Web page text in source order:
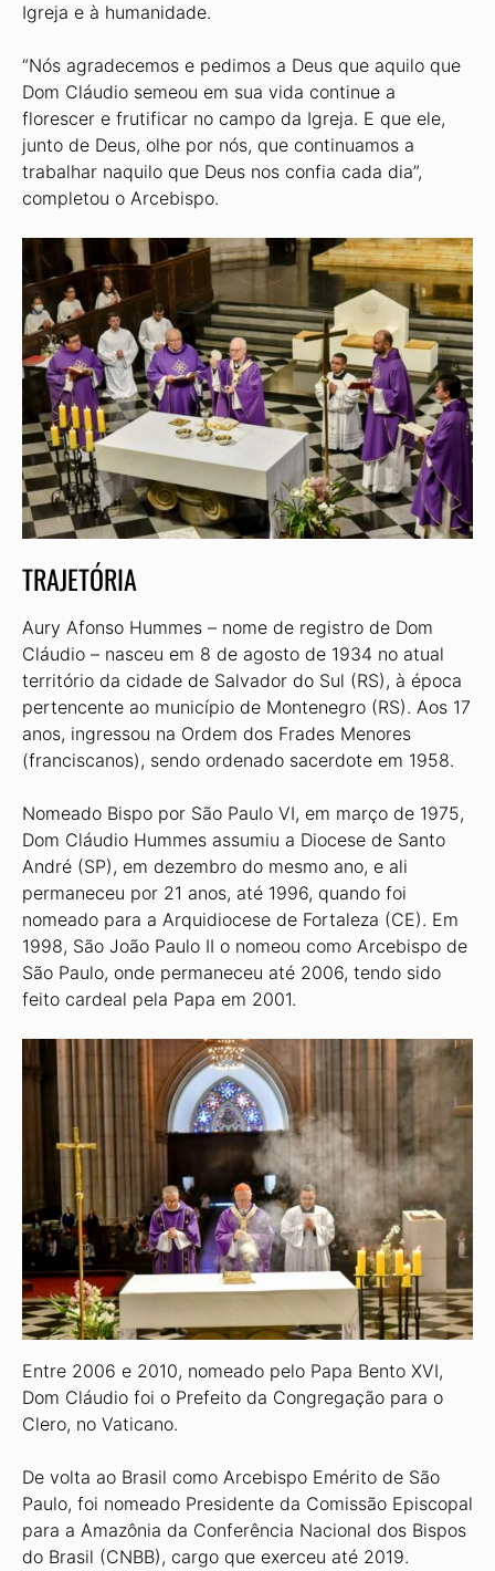
Igreja e à humanidade.
“Nós agradecemos e pedimos a Deus que aquilo que
Dom Cláudio semeou em sua vida continue a
florescer e frutificar no campo da Igreja. E que ele,
junto de Deus, olhe por nós, que continuamos a
trabalhar naquilo que Deus nos confia cada dia”,
completou o Arcebispo.
TRAJETÓRIA
Aury Afonso Hummes – nome de registro de Dom
Cláudio – nasceu em 8 de agosto de 1934 no atual
território da cidade de Salvador do Sul (RS), à época
pertencente ao município de Montenegro (RS). Aos 17
anos, ingressou na Ordem dos Frades Menores
(franciscanos), sendo ordenado sacerdote em 1958.
Nomeado Bispo por São Paulo VI, em março de 1975,
Dom Cláudio Hummes assumiu a Diocese de Santo
André (SP), em dezembro do mesmo ano, e ali
permaneceu por 21 anos, até 1996, quando foi
nomeado para a Arquidiocese de Fortaleza (CE). Em
1998, São João Paulo II o nomeou como Arcebispo de
São Paulo, onde permaneceu até 2006, tendo sido
feito cardeal pela Papa em 2001.
Entre 2006 e 2010, nomeado pelo Papa Bento XVI,
Dom Cláudio foi o Prefeito da Congregação para o
Clero, no Vaticano.
De volta ao Brasil como Arcebispo Emérito de São
Paulo, foi nomeado Presidente da Comissão Episcopal
para a Amazônia da Conferência Nacional dos Bispos
do Brasil (CNBB), cargo que exerceu até 2019.